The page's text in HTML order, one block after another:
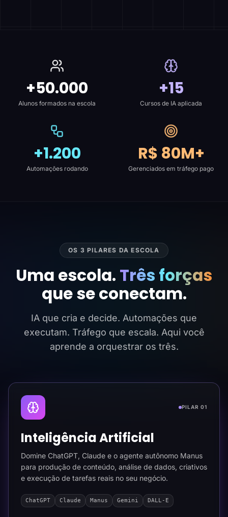
+50.000
Alunos formados na escola
+15
Cursos de IA aplicada
+1.200
Automações rodando
R$ 80M+
Gerenciados em tráfego pago
OS 3 PILARES DA ESCOLA
Uma escola. Três forças
que se conectam.
IA que cria e decide. Automações que
executam. Tráfego que escala. Aqui você
aprende a orquestrar os três.
PILAR 01
Inteligência Artificial
Domine ChatGPT, Claude e o agente autônomo Manus
para produção de conteúdo, análise de dados, criativos
e execução de tarefas reais no seu negócio.
ChatGPT Claude Manus Gemini DALL-E